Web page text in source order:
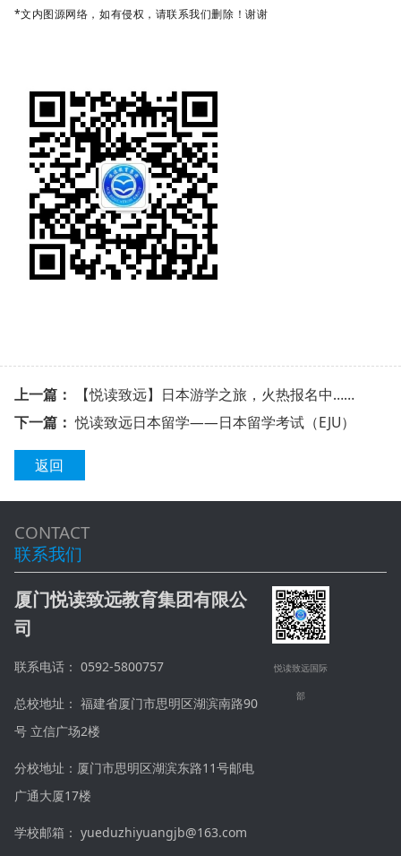
*文内图源网络，如有侵权，请联系我们删除！谢谢
上一篇：
【悦读致远】日本游学之旅，火热报名中……
下一篇：悦读致远日本留学——日本留学考试（EJU）
返回
CONTACT
联系我们
厦门悦读致远教育集团有限公
司
联系电话： 0592-5800757
总校地址： 福建省厦门市思明区湖滨南路90
号 立信广场2楼
分校地址：厦门市思明区湖滨东路11号邮电
广通大厦17楼
学校邮箱： yueduzhiyuangjb@163.com
悦读致远国际
部